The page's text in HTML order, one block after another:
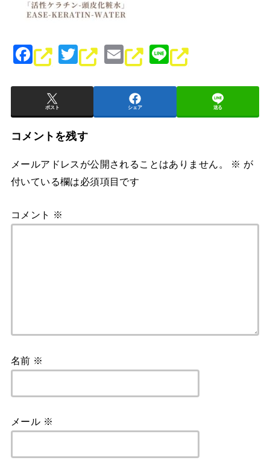
F
a
c
e
b
o
k
T
wi
tt
er
E
m
ai
l
Li
n
e
ポスト シェア 送る
コメントを残す
メールアドレスが公開されることはありません。 ※ が
付いている欄は必須項目です
コメント ※
名前 ※
メール ※